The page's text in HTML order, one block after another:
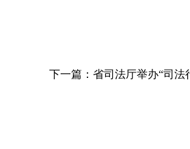
下一篇：省司法厅举办“司法